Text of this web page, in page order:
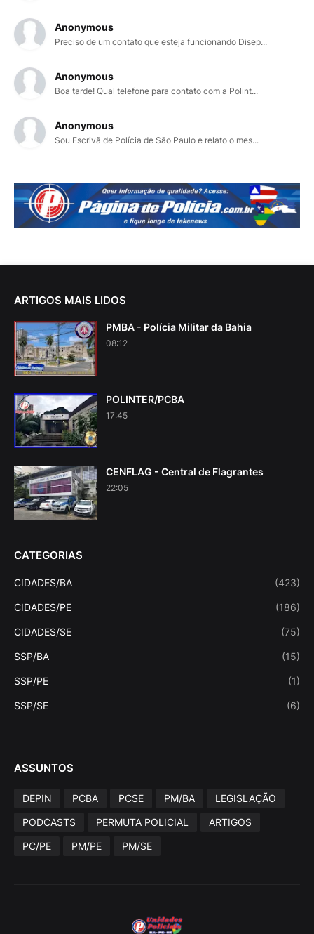
Anonymous
Preciso de um contato que esteja funcionando Disep...
Anonymous
Boa tarde! Qual telefone para contato com a Polint...
Anonymous
Sou Escrivã de Polícia de São Paulo e relato o mes...
ARTIGOS MAIS LIDOS
PMBA - Polícia Militar da Bahia
08:12
POLINTER/PCBA
17:45
CENFLAG - Central de Flagrantes
22:05
CATEGORIAS
CIDADES/BA (423)
CIDADES/PE (186)
CIDADES/SE (75)
SSP/BA (15)
SSP/PE (1)
SSP/SE (6)
ASSUNTOS
DEPIN PCBA PCSE PM/BA
LEGISLAÇÃO
PODCASTS
PERMUTA POLICIAL
ARTIGOS
PC/PE
PM/PE PM/SE